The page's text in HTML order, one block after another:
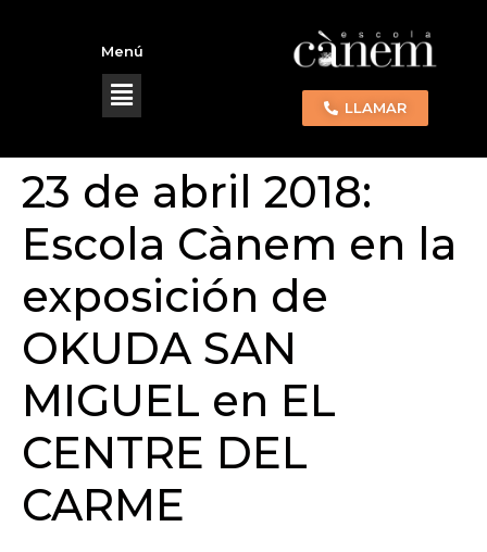
Menú
LLAMAR
23 de abril 2018:
Escola Cànem en la
exposición de
OKUDA SAN
MIGUEL en EL
CENTRE DEL
CARME